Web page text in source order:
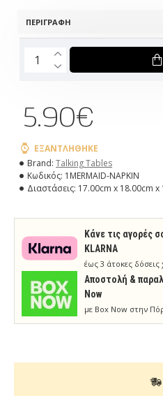
ΠΕΡΙΓΡΑΦΉ
ΕΞΑΝΤΛΉΘΗΚΕ
Brand: Talking Tables
Κωδικός: 1MERMAID-NAPKIN
Διαστάσεις: 17.00cm x 18.00cm x
5.90€
Κάνε τις αγορές
KLARNA
έως 3 άτοκες
Aποστολή &
Now
με Box Now στην